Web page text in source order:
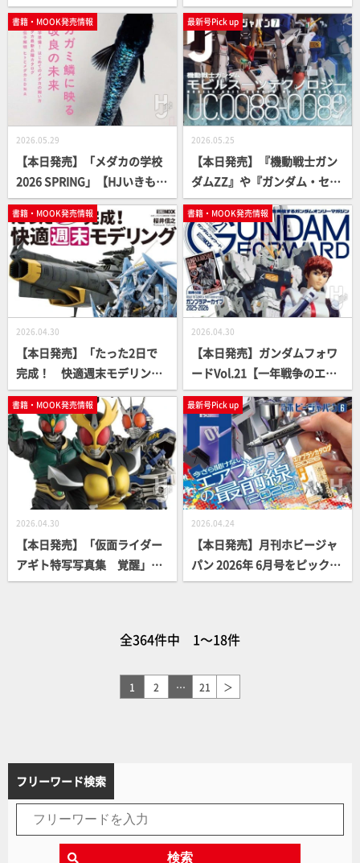
ップ！
集 CLAP！」【スーパー戦
隊】
書籍・MOOK発売情報
2026.05.29
【本日発売】「メダカの学校
2026 SPRING」【HJいきもの
部】
最新号Pick up
2026.05.25
【本日発売】『機動戦士ガン
ダムZZ』や『ガンダム・セン
チネル』の舞台“U.C.0088年
～0089年”のガンプラ作例特
集！「月刊ホビージャパン20
26年7月号」の内容をピック
アップしてご紹介
書籍・MOOK発売情報
2026.04.30
【本日発売】「たった2日で
完成！ 快適週末モデリン
グ」【桜井信之】
書籍・MOOK発売情報
2026.04.30
【本日発売】ガンダムフォワ
ードVol.21【一年戦争のエー
スパイロット】
書籍・MOOK発売情報
2026.04.30
【本日発売】「仮面ライダー
アギト特写写真集 覚醒」
【仮面ライダー】
最新号Pick up
2026.04.24
【本日発売】月刊ホビージャ
パン 2026年 6月号をピックア
ップ！
全364件中 1～18件
1 2 … 21 ＞
フリーワード検索
検索